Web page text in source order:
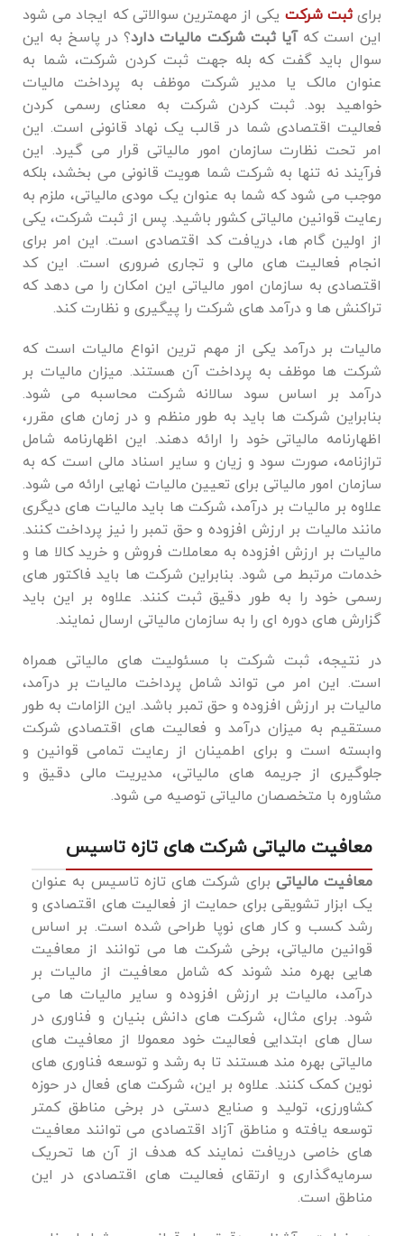
برایثبت شرکت یکی از مهمترین سوالاتی که ایجاد می شود
این است کهآیا ثبت شرکت مالیات دارد؟ در پاسخ به این
سوال باید گفت که بله جهت ثبت کردن شرکت، شما به
عنوان مالک یا مدیر شرکت موظف به پرداخت مالیات
خواهید بود. ثبت کردن شرکت به معنای رسمی کردن
فعالیت اقتصادی شما در قالب یک نهاد قانونی است. این
امر تحت نظارت سازمان امور مالیاتی قرار می‌ گیرد. این
فرآیند نه تنها به شرکت شما هویت قانونی می ‌بخشد، بلکه
موجب می ‌شود که شما به عنوان یک مودی مالیاتی، ملزم به
رعایت قوانین مالیاتی کشور باشید. پس از ثبت شرکت، یکی
از اولین گام ‌ها، دریافت کد اقتصادی است. این امر برای
انجام فعالیت ‌های مالی و تجاری ضروری است. این کد
اقتصادی به سازمان امور مالیاتی این امکان را می‌ دهد که
تراکنش ‌ها و درآمد های شرکت را پیگیری و نظارت کند.
مالیات بر درآمد یکی از مهم ‌ترین انواع مالیات است که
شرکت ‌ها موظف به پرداخت آن هستند. میزان مالیات بر
درآمد بر اساس سود سالانه شرکت محاسبه می ‌شود.
بنابراین شرکت ‌ها باید به‌ طور منظم و در زمان‌ های مقرر،
اظهارنامه مالیاتی خود را ارائه دهند. این اظهارنامه شامل
ترازنامه، صورت سود و زیان و سایر اسناد مالی است که به
سازمان امور مالیاتی برای تعیین مالیات نهایی ارائه می ‌شود.
علاوه بر مالیات بر درآمد، شرکت‌ ها باید مالیات ‌های دیگری
مانند مالیات بر ارزش افزوده و حق تمبر را نیز پرداخت کنند.
مالیات بر ارزش افزوده به معاملات فروش و خرید کالا ها و
خدمات مرتبط می ‌شود. بنابراین شرکت ‌ها باید فاکتور های
رسمی خود را به‌ طور دقیق ثبت کنند. علاوه بر این باید
گزارش‌ های دوره ‌ای را به سازمان مالیاتی ارسال نمایند.
در نتیجه، ثبت شرکت با مسئولیت ‌های مالیاتی همراه
است. این امر می ‌تواند شامل پرداخت مالیات بر درآمد،
مالیات بر ارزش افزوده و حق تمبر باشد. این الزامات به‌ طور
مستقیم به میزان درآمد و فعالیت ‌های اقتصادی شرکت
وابسته است و برای اطمینان از رعایت تمامی قوانین و
جلوگیری از جریمه ‌های مالیاتی، مدیریت مالی دقیق و
مشاوره با متخصصان مالیاتی توصیه می ‌شود.
معافیت مالیاتی شرکت های تازه تاسیس
معافیت مالیاتی برای شرکت ‌های تازه تاسیس به عنوان
یک ابزار تشویقی برای حمایت از فعالیت ‌های اقتصادی و
رشد کسب ‌و کار های نوپا طراحی شده است. بر اساس
قوانین مالیاتی، برخی شرکت‌ ها می‌ توانند از معافیت
‌هایی بهره ‌مند شوند که شامل معافیت از مالیات بر
درآمد، مالیات بر ارزش افزوده و سایر مالیات ‌ها می
‌شود. برای مثال، شرکت ‌های دانش ‌بنیان و فناوری در
سال‌ های ابتدایی فعالیت خود معمولا از معافیت‌ های
مالیاتی بهره‌ مند هستند تا به رشد و توسعه فناوری ‌های
نوین کمک کنند. علاوه بر این، شرکت ‌های فعال در حوزه
کشاورزی، تولید و صنایع دستی در برخی مناطق کمتر
توسعه ‌یافته و مناطق آزاد اقتصادی می ‌توانند معافیت‌
های خاصی دریافت نمایند که هدف از آن ‌ها تحریک
سرمایه‌گذاری و ارتقای فعالیت ‌های اقتصادی در این
مناطق است.